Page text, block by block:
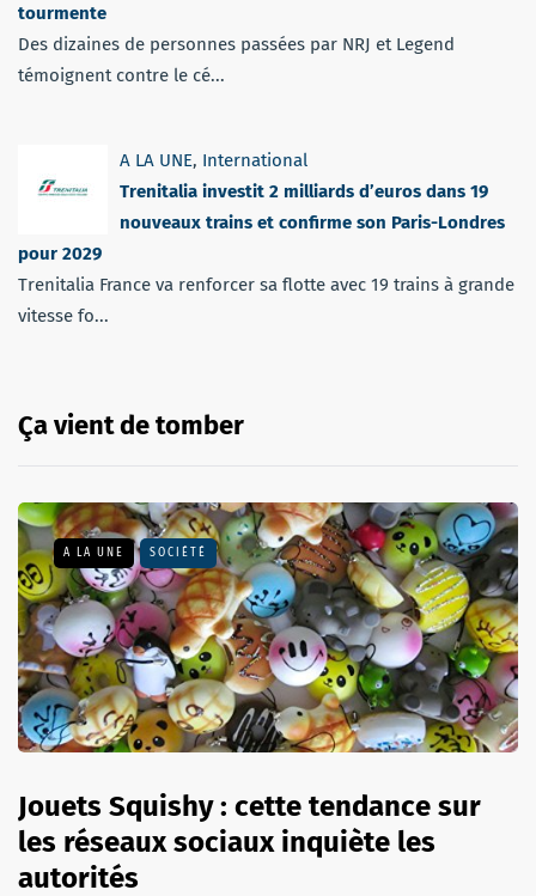
tourmente
Des dizaines de personnes passées par NRJ et Legend
témoignent contre le cé...
A LA UNE, International
Trenitalia investit 2 milliards d’euros dans 19
nouveaux trains et confirme son Paris-Londres
pour 2029
Trenitalia France va renforcer sa flotte avec 19 trains à grande
vitesse fo...
Ça vient de tomber
A LA UNE SOCIÉTÉ
Jouets Squishy : cette tendance sur
les réseaux sociaux inquiète les
autorités